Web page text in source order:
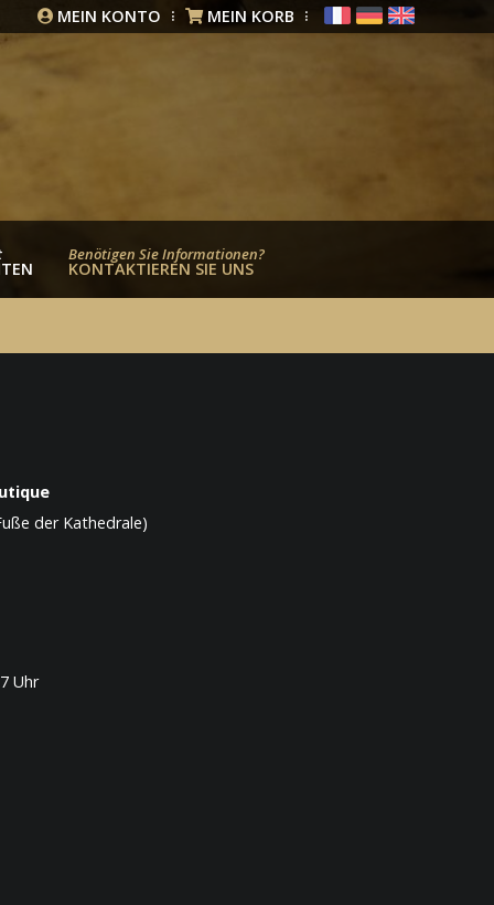
Benötigen Sie Informationen?
KONTAKTIEREN SIE UNS
MEIN KONTO MEIN KORB
der Kathedrale)
Uhr